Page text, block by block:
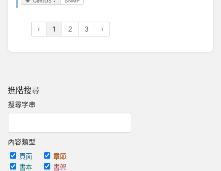
進階搜尋
搜尋字串
內容類型
頁面
章節
書本
書架
‹ 1 2 3 ›